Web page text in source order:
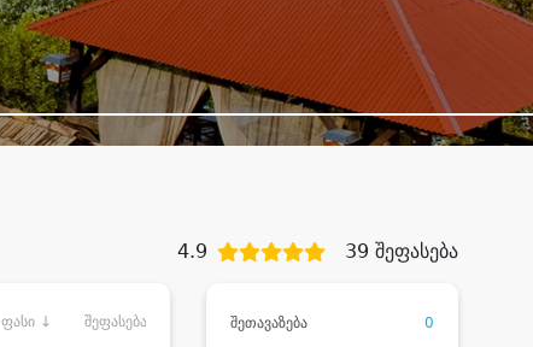
4.9 39 შეფასება
ფასი ↓ შეფასება შეთავაზება 0